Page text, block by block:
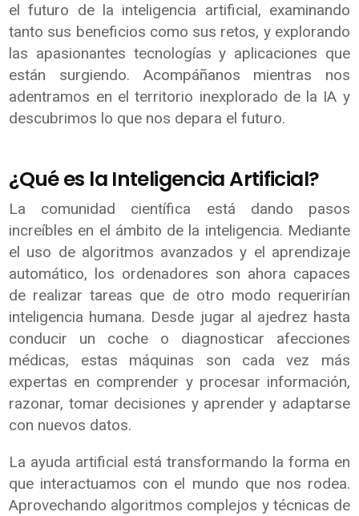
el futuro de la inteligencia artificial, examinando
tanto sus beneficios como sus retos, y explorando
las apasionantes tecnologías y aplicaciones que
están surgiendo. Acompáñanos mientras nos
adentramos en el territorio inexplorado de la IA y
descubrimos lo que nos depara el futuro.
¿Qué es la Inteligencia Artificial?
La comunidad científica está dando pasos
increíbles en el ámbito de la inteligencia. Mediante
el uso de algoritmos avanzados y el aprendizaje
automático, los ordenadores son ahora capaces
de realizar tareas que de otro modo requerirían
inteligencia humana. Desde jugar al ajedrez hasta
conducir un coche o diagnosticar afecciones
médicas, estas máquinas son cada vez más
expertas en comprender y procesar información,
razonar, tomar decisiones y aprender y adaptarse
con nuevos datos.
La ayuda artificial está transformando la forma en
que interactuamos con el mundo que nos rodea.
Aprovechando algoritmos complejos y técnicas de